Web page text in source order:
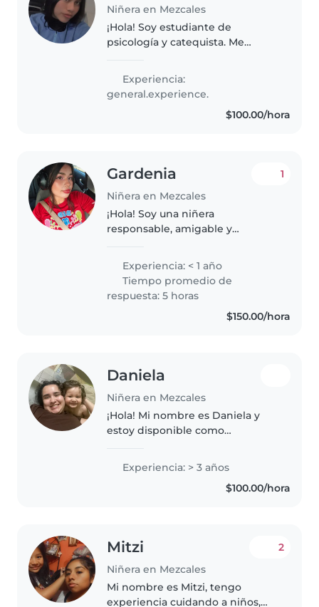
Niñera en Mezcales
¡Hola! Soy estudiante de
psicología y catequista. Me
sumamente paciente,
responsable y con una gran
vocación por el cuidado infantil.
Me encanta convivir con..
Experiencia:
general.experience.
$100.00/hora
Gardenia
Niñera en Mezcales
1
¡Hola! Soy una niñera
responsable, amigable y
cuidar a tus pequeños. Aunque
no tengo experiencia formal,
estoy llena de energía y
entusiasmo. Me encanta..
Experiencia: < 1 año
Tiempo promedio de
respuesta: 5 horas
$150.00/hora
Daniela
Niñera en Mezcales
¡Hola! Mi nombre es Daniela y
estoy disponible como
Banderas y Puerto Vallarta. Soy
una persona responsable,
Experiencia: > 3 años
$100.00/hora
Mitzi
Niñera en Mezcales
2
Mi nombre es Mitzi, tengo
experiencia cuidando a niños,